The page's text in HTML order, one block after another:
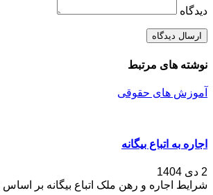
دیدگاه
نوشته های مرتبط
آموزش های حقوقی
اجاره به اتباع بیگانه
2 دی 1404
شرایط اجاره و رهن ملک اتباع بیگانه بر اساس